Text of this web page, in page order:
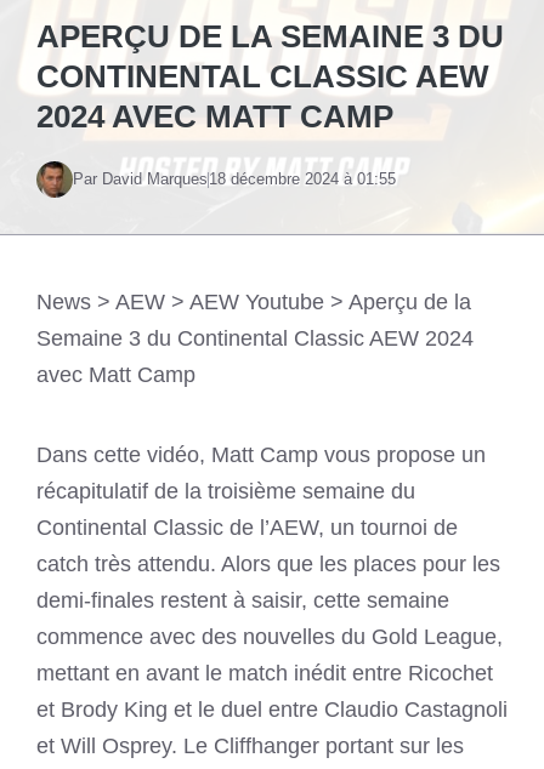
APERÇU DE LA SEMAINE 3 DU
CONTINENTAL CLASSIC AEW
2024 AVEC MATT CAMP
Par David Marques18 décembre 2024 à 01:55
News > AEW > AEW Youtube > Aperçu de la
Semaine 3 du Continental Classic AEW 2024
avec Matt Camp
Dans cette vidéo, Matt Camp vous propose un
récapitulatif de la troisième semaine du
Continental Classic de l’AEW, un tournoi de
catch très attendu. Alors que les places pour les
demi-finales restent à saisir, cette semaine
commence avec des nouvelles du Gold League,
mettant en avant le match inédit entre Ricochet
et Brody King et le duel entre Claudio Castagnoli
et Will Osprey. Le Cliffhanger portant sur les